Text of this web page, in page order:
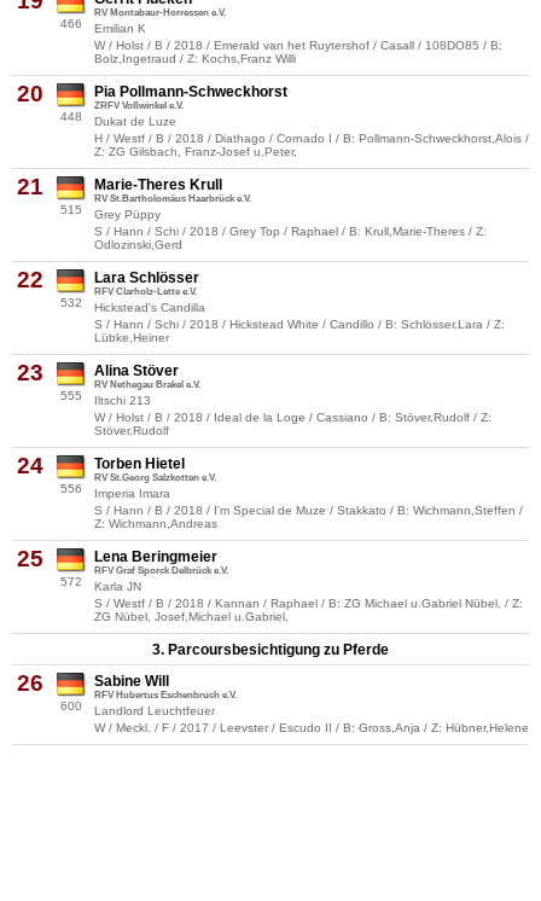
466
RV Montabaur-Horressen e.V.
Emilian K
W / Holst / B / 2018 / Emerald van het Ruytershof / Casall / 108DO85 / B:
Bolz,Ingetraud / Z: Kochs,Franz Willi
20
448
Pia Pollmann-Schweckhorst
ZRFV Voßwinkel e.V.
Dukat de Luze
H / Westf / B / 2018 / Diathago / Cornado I / B: Pollmann-Schweckhorst,Alois /
Z: ZG Gilsbach, Franz-Josef u.Peter,
21
515
Marie-Theres Krull
RV St.Bartholomäus Haarbrück e.V.
Grey Püppy
S / Hann / Schi / 2018 / Grey Top / Raphael / B: Krull,Marie-Theres / Z:
Odlozinski,Gerd
22
532
Lara Schlösser
RFV Clarholz-Lette e.V.
Hickstead's Candilla
S / Hann / Schi / 2018 / Hickstead White / Candillo / B: Schlösser,Lara / Z:
Lübke,Heiner
23
555
Alina Stöver
RV Nethegau Brakel e.V.
Iltschi 213
W / Holst / B / 2018 / Ideal de la Loge / Cassiano / B: Stöver,Rudolf / Z:
Stöver,Rudolf
24
556
Torben Hietel
RV St.Georg Salzkotten e.V.
Imperia Imara
S / Hann / B / 2018 / I'm Special de Muze / Stakkato / B: Wichmann,Steffen /
Z: Wichmann,Andreas
25
572
Lena Beringmeier
RFV Graf Sporck Delbrück e.V.
Karla JN
S / Westf / B / 2018 / Kannan / Raphael / B: ZG Michael u.Gabriel Nübel, / Z:
ZG Nübel, Josef,Michael u.Gabriel,
3. Parcoursbesichtigung zu Pferde
26
600
Sabine Will
RFV Hubertus Eschenbruch e.V.
Landlord Leuchtfeuer
W / Meckl. / F / 2017 / Leevster / Escudo II / B: Gross,Anja / Z: Hübner,Helene